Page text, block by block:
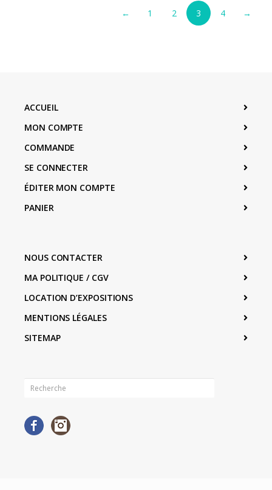
← 1 2 3 4 →
ACCUEIL
MON COMPTE
COMMANDE
SE CONNECTER
ÉDITER MON COMPTE
PANIER
NOUS CONTACTER
MA POLITIQUE / CGV
LOCATION D’EXPOSITIONS
MENTIONS LÉGALES
SITEMAP
Facebook